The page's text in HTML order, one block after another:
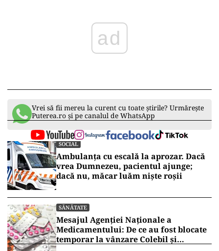
ad
Vrei să fii mereu la curent cu toate știrile? Urmărește
Puterea.ro și pe canalul de WhatsApp
SOCIAL
Ambulanța cu escală la aprozar. Dacă
vrea Dumnezeu, pacientul ajunge;
dacă nu, măcar luăm niște roșii
SĂNĂTATE
Mesajul Agenției Naționale a
Medicamentului: De ce au fost blocate
temporar la vânzare Colebil și